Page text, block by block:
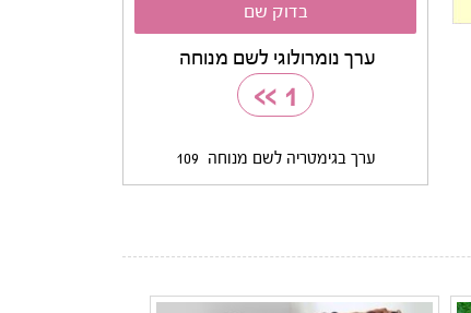
ערך נומרולוגי לשם מנוחה
1
>>
ערך בגימטריה לשם מנוחה 109